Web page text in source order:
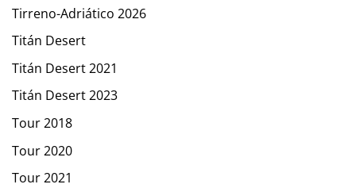
Tirreno-Adriático 2026
Titán Desert
Titán Desert 2021
Titán Desert 2023
Tour 2018
Tour 2020
Tour 2021